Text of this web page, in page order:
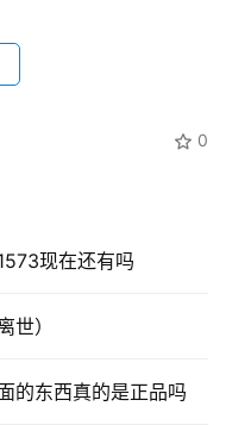
0
现在还有吗
世）
的东西真的是正品吗